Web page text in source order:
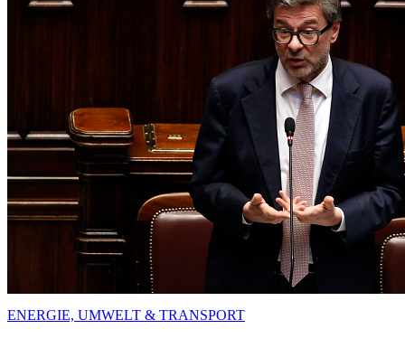
ENERGIE, UMWELT & TRANSPORT